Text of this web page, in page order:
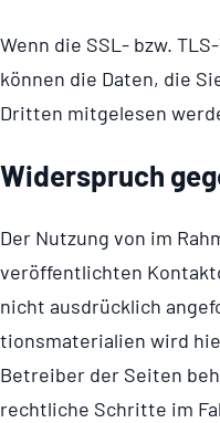
Wenn die SSL- bzw.
können die Daten, die
Dritten mitgelesen
Wider­spruch
Der Nutzung von im
veröf­fent­lichten
nicht ausdrücklich
ti­ons­ma­te­ri­a­lien wird
Betreiber der Seiten
rechtliche Schritte im